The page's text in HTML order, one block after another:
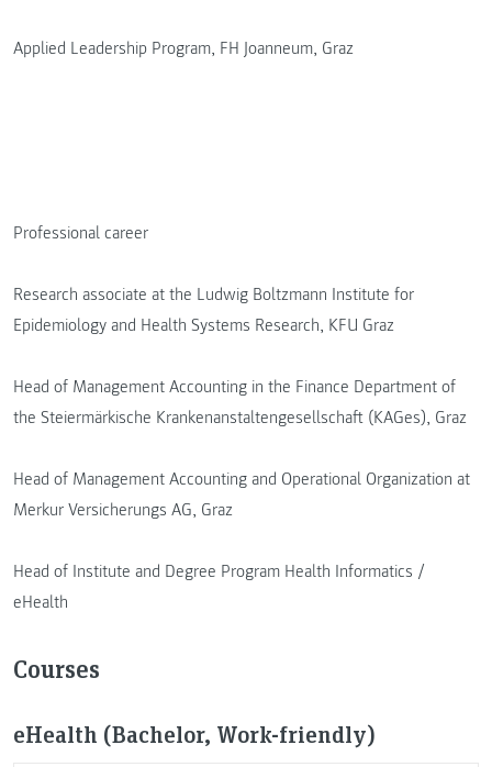
Applied Leadership Program, FH Joanneum, Graz
Professional career
Research associate at the Ludwig Boltzmann Institute for
Epidemiology and Health Systems Research, KFU Graz
Head of Management Accounting in the Finance Department of
the Steiermärkische Krankenanstaltengesellschaft (KAGes), Graz
Head of Management Accounting and Operational Organization at
Merkur Versicherungs AG, Graz
Head of Institute and Degree Program Health Informatics /
eHealth
Courses
eHealth (Bachelor, Work-friendly)